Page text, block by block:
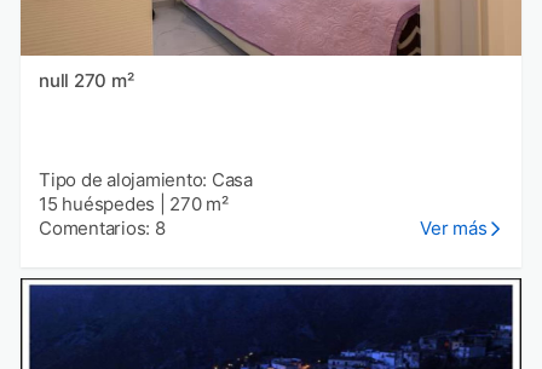
null 270 m²
Tipo de alojamiento: Casa
15 huéspedes
270 m²
Comentarios: 8
Ver más